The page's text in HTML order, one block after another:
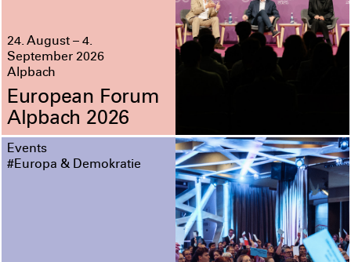
24. August – 4.
September 2026
Alpbach
European Forum
Alpbach 2026
Events
#Europa & Demokratie